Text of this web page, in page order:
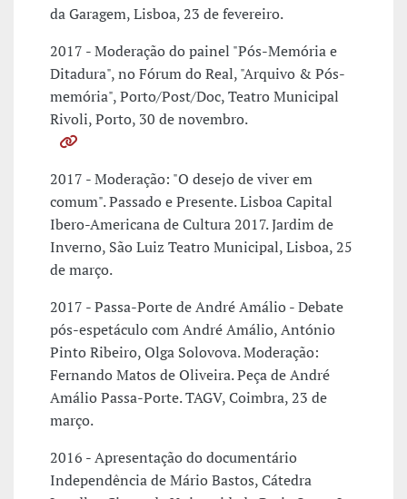
da Garagem, Lisboa, 23 de fevereiro.
2017 - Moderação do painel "Pós-Memória e
Ditadura", no Fórum do Real, "Arquivo & Pós-
memória", Porto/Post/Doc, Teatro Municipal
Rivoli, Porto, 30 de novembro.
2017 - Moderação: "O desejo de viver em
comum". Passado e Presente. Lisboa Capital
Ibero-Americana de Cultura 2017. Jardim de
Inverno, São Luiz Teatro Municipal, Lisboa, 25
de março.
2017 - Passa-Porte de André Amálio - Debate
pós-espetáculo com André Amálio, António
Pinto Ribeiro, Olga Solovova. Moderação:
Fernando Matos de Oliveira. Peça de André
Amálio Passa-Porte. TAGV, Coimbra, 23 de
março.
2016 - Apresentação do documentário
Independência de Mário Bastos, Cátedra